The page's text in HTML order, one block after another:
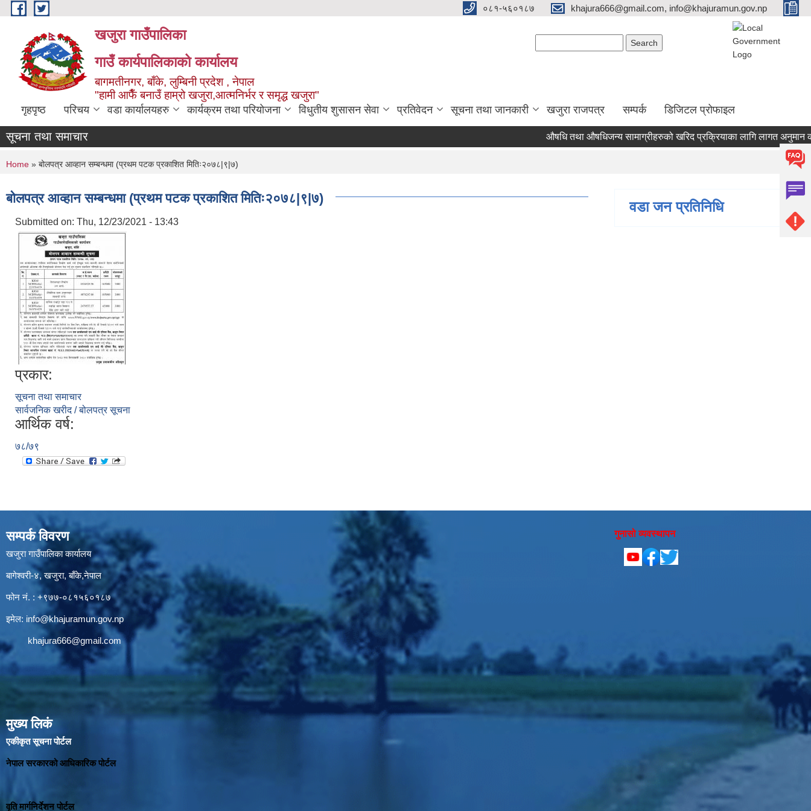
Skip to main content ०८१-५६०१८७ khajura666@gmail.com, info@khajuramun.gov.np
खजुरा गाउँपालिका
गाउँ कार्यपालिकाको कार्यालय
बागमतीनगर, बाँके, लुम्बिनी प्रदेश , नेपाल
"हामी आफैँ बनाउँ हाम्रो खजुरा,आत्मनिर्भर र समृद्ध खजुरा"
गृहपृष्ठ परिचय वडा कार्यालयहरु कार्यक्रम तथा परियोजना विधुतीय शुसासन सेवा प्रतिवेदन सूचना तथा जानकारी खजुरा राजपत्र सम्पर्क डिजिटल प्रोफाइल
सूचना तथा समाचार औषधि तथा औषधिजन्य सामाग्रीहरुको खरिद प्रक्रियाका लागि लागत अनुमान
You are here
Home » बोलपत्र आव्हान सम्बन्धमा (प्रथम पटक प्रकाशित मितिः२०७८|९|७)
बोलपत्र आव्हान सम्बन्धमा (प्रथम पटक प्रकाशित मितिः२०७८|९|७)
Submitted on: Thu, 12/23/2021 - 13:43
प्रकार:
सूचना तथा समाचार
सार्वजनिक खरीद / बोलपत्र सूचना
आर्थिक वर्ष:
७८/७९
वडा जन प्रतिनिधि
सम्पर्क विवरण
खजुरा गाउँपालिका कार्यालय
बागेश्वरी-४, खजुरा, बाँके,नेपाल
फोन नं. : +९७७-०८१५६०१८७
इमेल: info@khajuramun.gov.np
khajura666@gmail.com
मुख्य लिकं
एकीकृत सूचना पोर्टल
नेपाल सरकारको आधिकारिक पोर्टल
वृति मार्गनिर्देशन पोर्टल
गुनासो व्यवस्थापन